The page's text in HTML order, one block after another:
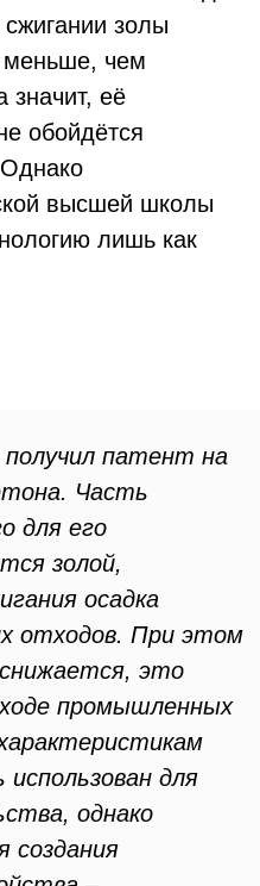
золы
меньше, чем
значит, её
обойдётся
высшей школы
лишь как
патент на
Часть
для его
золой,
осадка
отходов. При этом
это
промышленных
для
однако
создания